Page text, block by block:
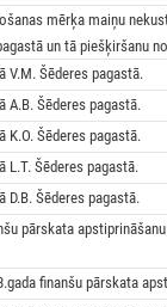
mērķa maiņu
un tā piešķiršanu
V.M. Šēderes pagastā.
A.B. Šēderes pagastā.
K.O. Šēderes pagastā.
L.T. Šēderes pagastā.
D.B. Šēderes pagastā.
pārskata
finanšu pārskata